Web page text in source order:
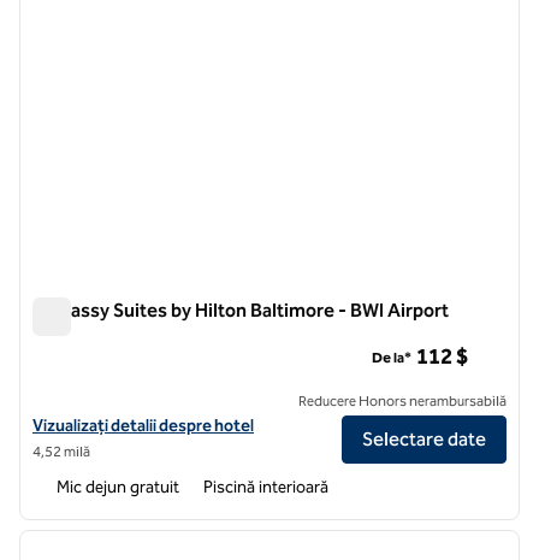
Embassy Suites by Hilton Baltimore - BWI Airport
Vizualizați detaliile hotelului pentru Embassy Suites by Hilton
Vizualizați detalii despre hotel
4,52 milă
De la* 112 $
Reducere Honors nerambursabilă
Selectare date
Mic dejun gratuit Piscină interioară
1 din 12